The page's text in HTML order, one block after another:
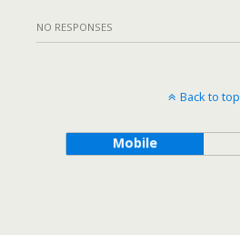
NO RESPONSES
Back to top
Mobile